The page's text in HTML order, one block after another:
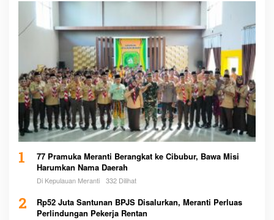
1
77 Pramuka Meranti Berangkat ke Cibubur, Bawa Misi
Harumkan Nama Daerah
Di Kepulauan Meranti 332 Dilihat
2
Rp52 Juta Santunan BPJS Disalurkan, Meranti Perluas
Perlindungan Pekerja Rentan